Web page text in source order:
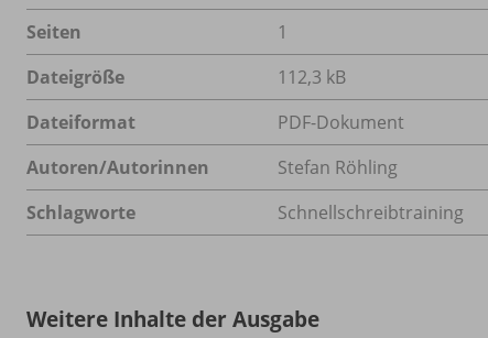
Seiten
1
Dateigröße
112,3 kB
Dateiformat
PDF-Dokument
Autoren/Autorinnen
Stefan Röhling
Schlagworte
Schnellschreibtraining
Weitere Inhalte der Ausgabe